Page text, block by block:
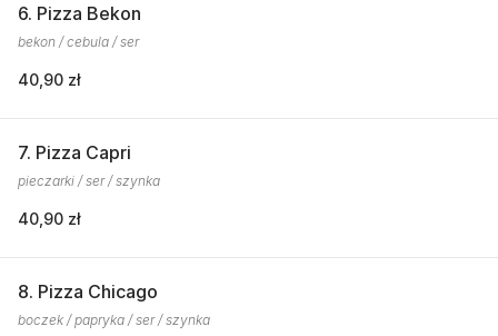
6. Pizza Bekon
bekon / cebula / ser
40,90 zł
7. Pizza Capri
pieczarki / ser / szynka
40,90 zł
8. Pizza Chicago
boczek / papryka / ser / szynka